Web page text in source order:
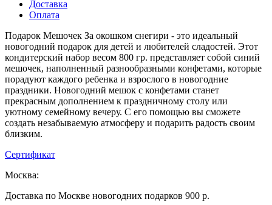
Доставка
Оплата
Подарок Мешочек За окошком снегири - это идеальный
новогодний подарок для детей и любителей сладостей. Этот
кондитерский набор весом 800 гр. представляет собой синий
мешочек, наполненный разнообразными конфетами, которые
порадуют каждого ребенка и взрослого в новогодние
праздники. Новогодний мешок с конфетами станет
прекрасным дополнением к праздничному столу или
уютному семейному вечеру. С его помощью вы сможете
создать незабываемую атмосферу и подарить радость своим
близким.
Сертификат
Москва:
Доставка по Москве новогодних подарков 900 р.